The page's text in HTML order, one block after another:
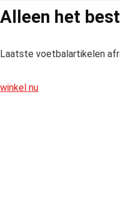
Alleen het
Laatste voetbalartikelen
winkel nu